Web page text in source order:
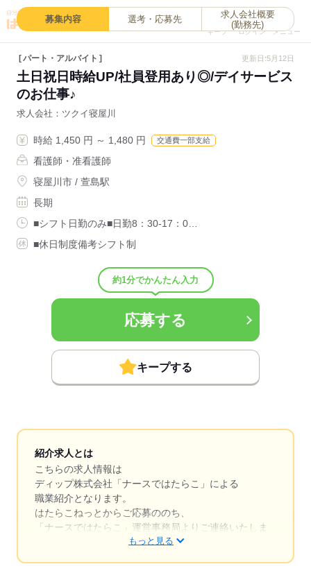
キープ
0
ログイン メニュー
募集内容 選考・応募先
求人会社概要
(勤務先)
パート・アルバイト 更新日:5月12日
土日祝日時給UP/社員登用あり◎/デイサービス
のお仕事♪
求人会社 ツクイ寝屋川
時給 1,450 円 ～ 1,480 円 交通費一部支給
看護師・准看護師
寝屋川市 / 萱島駅
長期
■シフト日勤のみ■日勤8：30-17：0…
■休日制度備考シフト制
約1分でかんたん入力
応募する
キープする
紹介求人とは
こちらの求人情報は
ディップ株式会社「ナースではたらこ」による
職業紹介となります。
はたらこねっとからご応募ののち、
「ナースではたらこ」運営事務局よりご連絡いたしま
もっと見る